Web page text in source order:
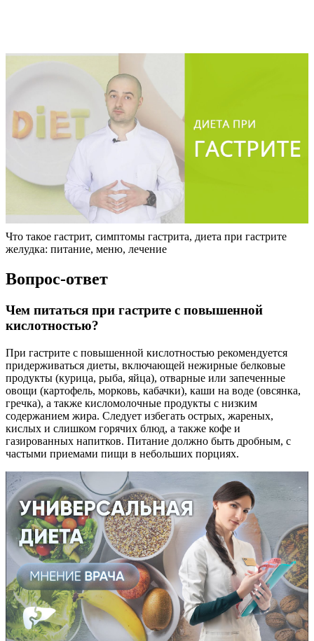
Что такое гастрит, симптомы гастрита, диета при гастрите
желудка: питание, меню, лечение
Вопрос-ответ
Чем питаться при гастрите с повышенной
кислотностью?
При гастрите с повышенной кислотностью рекомендуется
придерживаться диеты, включающей нежирные белковые
продукты (курица, рыба, яйца), отварные или запеченные
овощи (картофель, морковь, кабачки), каши на воде (овсянка,
гречка), а также кисломолочные продукты с низким
содержанием жира. Следует избегать острых, жареных,
кислых и слишком горячих блюд, а также кофе и
газированных напитков. Питание должно быть дробным, с
частыми приемами пищи в небольших порциях.